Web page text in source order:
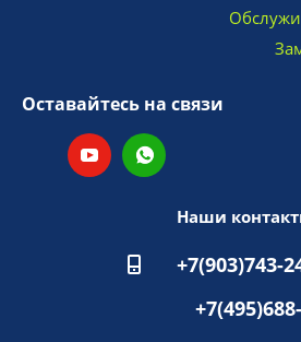
Оставайтесь на связи
Наши
+7(903)743-